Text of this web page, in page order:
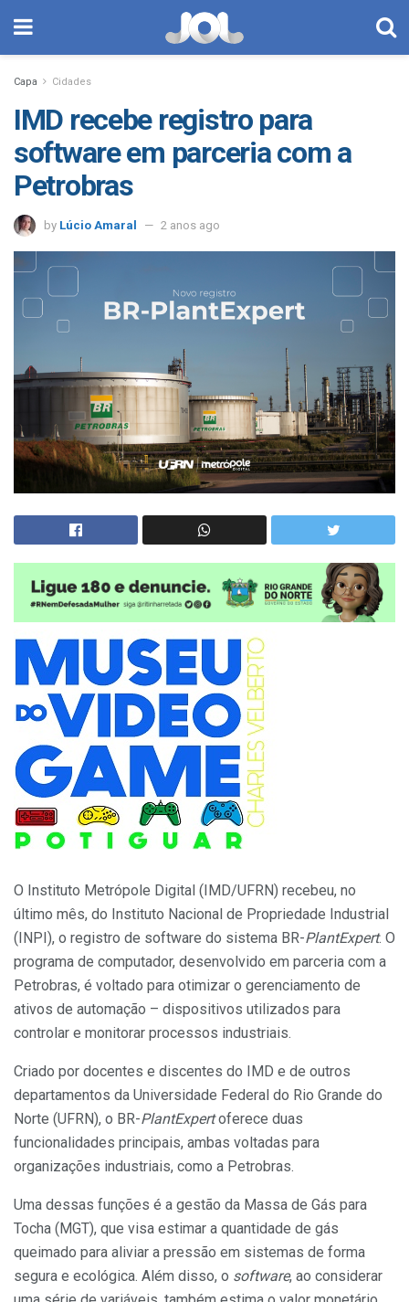
Capa Cidades
IMD recebe registro para
software em parceria com a
Petrobras
by Lúcio Amaral 2 anos ago
O Instituto Metrópole Digital (IMD/UFRN) recebeu, no
último mês, do Instituto Nacional de Propriedade Industrial
(INPI), o registro de software do sistema BR-PlantExpert. O
programa de computador, desenvolvido em parceria com a
Petrobras, é voltado para otimizar o gerenciamento de
ativos de automação – dispositivos utilizados para
controlar e monitorar processos industriais.
Criado por docentes e discentes do IMD e de outros
departamentos da Universidade Federal do Rio Grande do
Norte (UFRN), o BR-PlantExpertoferece duas
funcionalidades principais, ambas voltadas para
organizações industriais, como a Petrobras.
Uma dessas funções é a gestão da Massa de Gás para
Tocha (MGT), que visa estimar a quantidade de gás
queimado para aliviar a pressão em sistemas de forma
segura e ecológica. Além disso, o software, ao considerar